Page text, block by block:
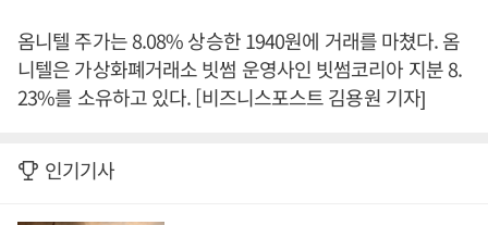
옴니텔 주가는 8.08% 상승한 1940원에 거래를 마쳤다. 옴
니텔은 가상화폐거래소 빗썸 운영사인 빗썸코리아 지분 8.
23%를 소유하고 있다. [비즈니스포스트 김용원 기자]
인기기사